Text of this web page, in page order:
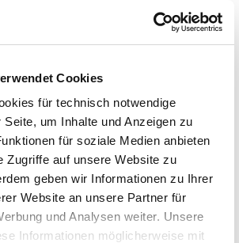
Cookies
für technisch notwendige
Seite, um Inhalte und Anzeigen zu
für soziale Medien anbieten
Zugriffe auf unsere Website zu
geben wir Informationen zu Ihrer
Website an unsere Partner für
und Analysen weiter. Unsere
Informationen möglicherweise mit
hochwertige
Preisen kaufen?
Kartoffel-
die Lagerung
von